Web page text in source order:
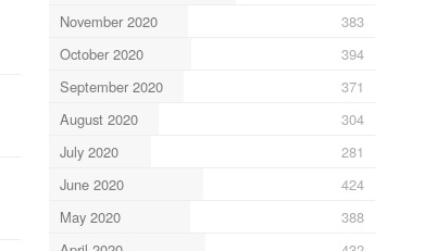
November 2020
383
October 2020
394
September 2020
371
August 2020
304
July 2020
281
June 2020
424
May 2020
388